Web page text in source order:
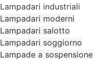
Lampadari industriali
Lampadari moderni
Lampadari salotto
Lampadari soggiorno
Lampade a sospensione